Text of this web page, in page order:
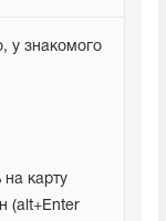
у знакомого
карту
(alt+Enter